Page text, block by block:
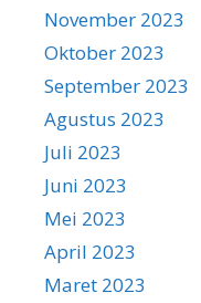
November 2023
Oktober 2023
September 2023
Agustus 2023
Juli 2023
Juni 2023
Mei 2023
April 2023
Maret 2023